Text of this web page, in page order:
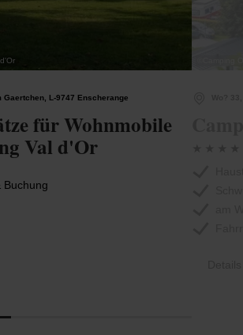
Gaertchen, L-9747 Enscherange
für Wohnmobile
Val d'Or
Buchung